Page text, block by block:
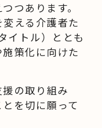
つあります。
える介護者た
イトル）ととも
策化に向けた
の取り組み
を切に願って